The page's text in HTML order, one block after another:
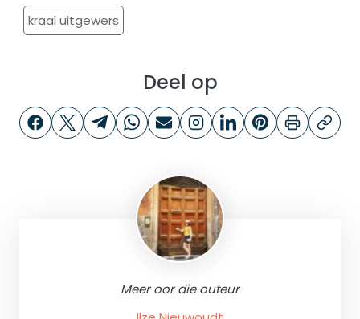
kraal uitgewers
Deel op
Meer oor die outeur